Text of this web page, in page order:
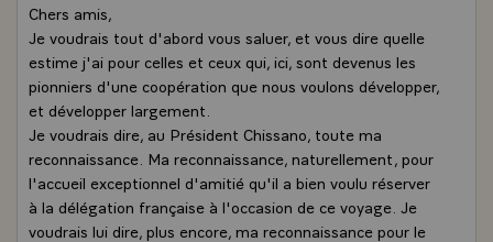
Chers amis,
Je voudrais tout d'abord vous saluer, et vous dire quelle
estime j'ai pour celles et ceux qui, ici, sont devenus les
pionniers d'une coopération que nous voulons développer,
et développer largement.
Je voudrais dire, au Président Chissano, toute ma
reconnaissance. Ma reconnaissance, naturellement, pour
l'accueil exceptionnel d'amitié qu'il a bien voulu réserver
à la délégation française à l'occasion de ce voyage. Je
voudrais lui dire, plus encore, ma reconnaissance pour le